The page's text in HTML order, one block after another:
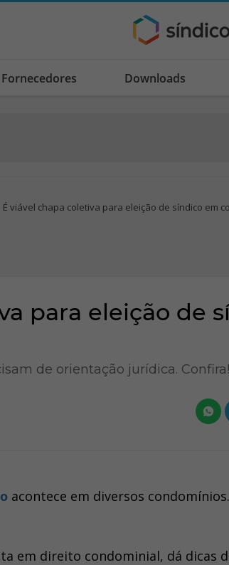
Fornecedores Downloads
É viável chapa coletiva para eleição de síndico em
para eleição de
de orientação jurídica. Confira!
acontece em diversos
em direito condominial, dá dicas